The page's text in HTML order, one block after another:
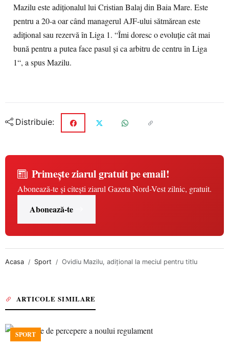
Mazilu este adiţionalul lui Cristian Balaj din Baia Mare. Este
pentru a 20-a oar când managerul AJF-ului sătmărean este
adiţional sau rezervă în Liga 1. “Îmi doresc o evoluţie cât mai
bună pentru a putea face pasul şi ca arbitru de centru în Liga
1“, a spus Mazilu.
Distribuie:
Primește ziarul gratuit pe email!
Abonează-te și citești ziarul Gazeta Nord-Vest zilnic, gratuit.
Abonează-te
Acasa Sport Ovidiu Mazilu, adiţional la meciul pentru titlu
ARTICOLE SIMILARE
SPORT